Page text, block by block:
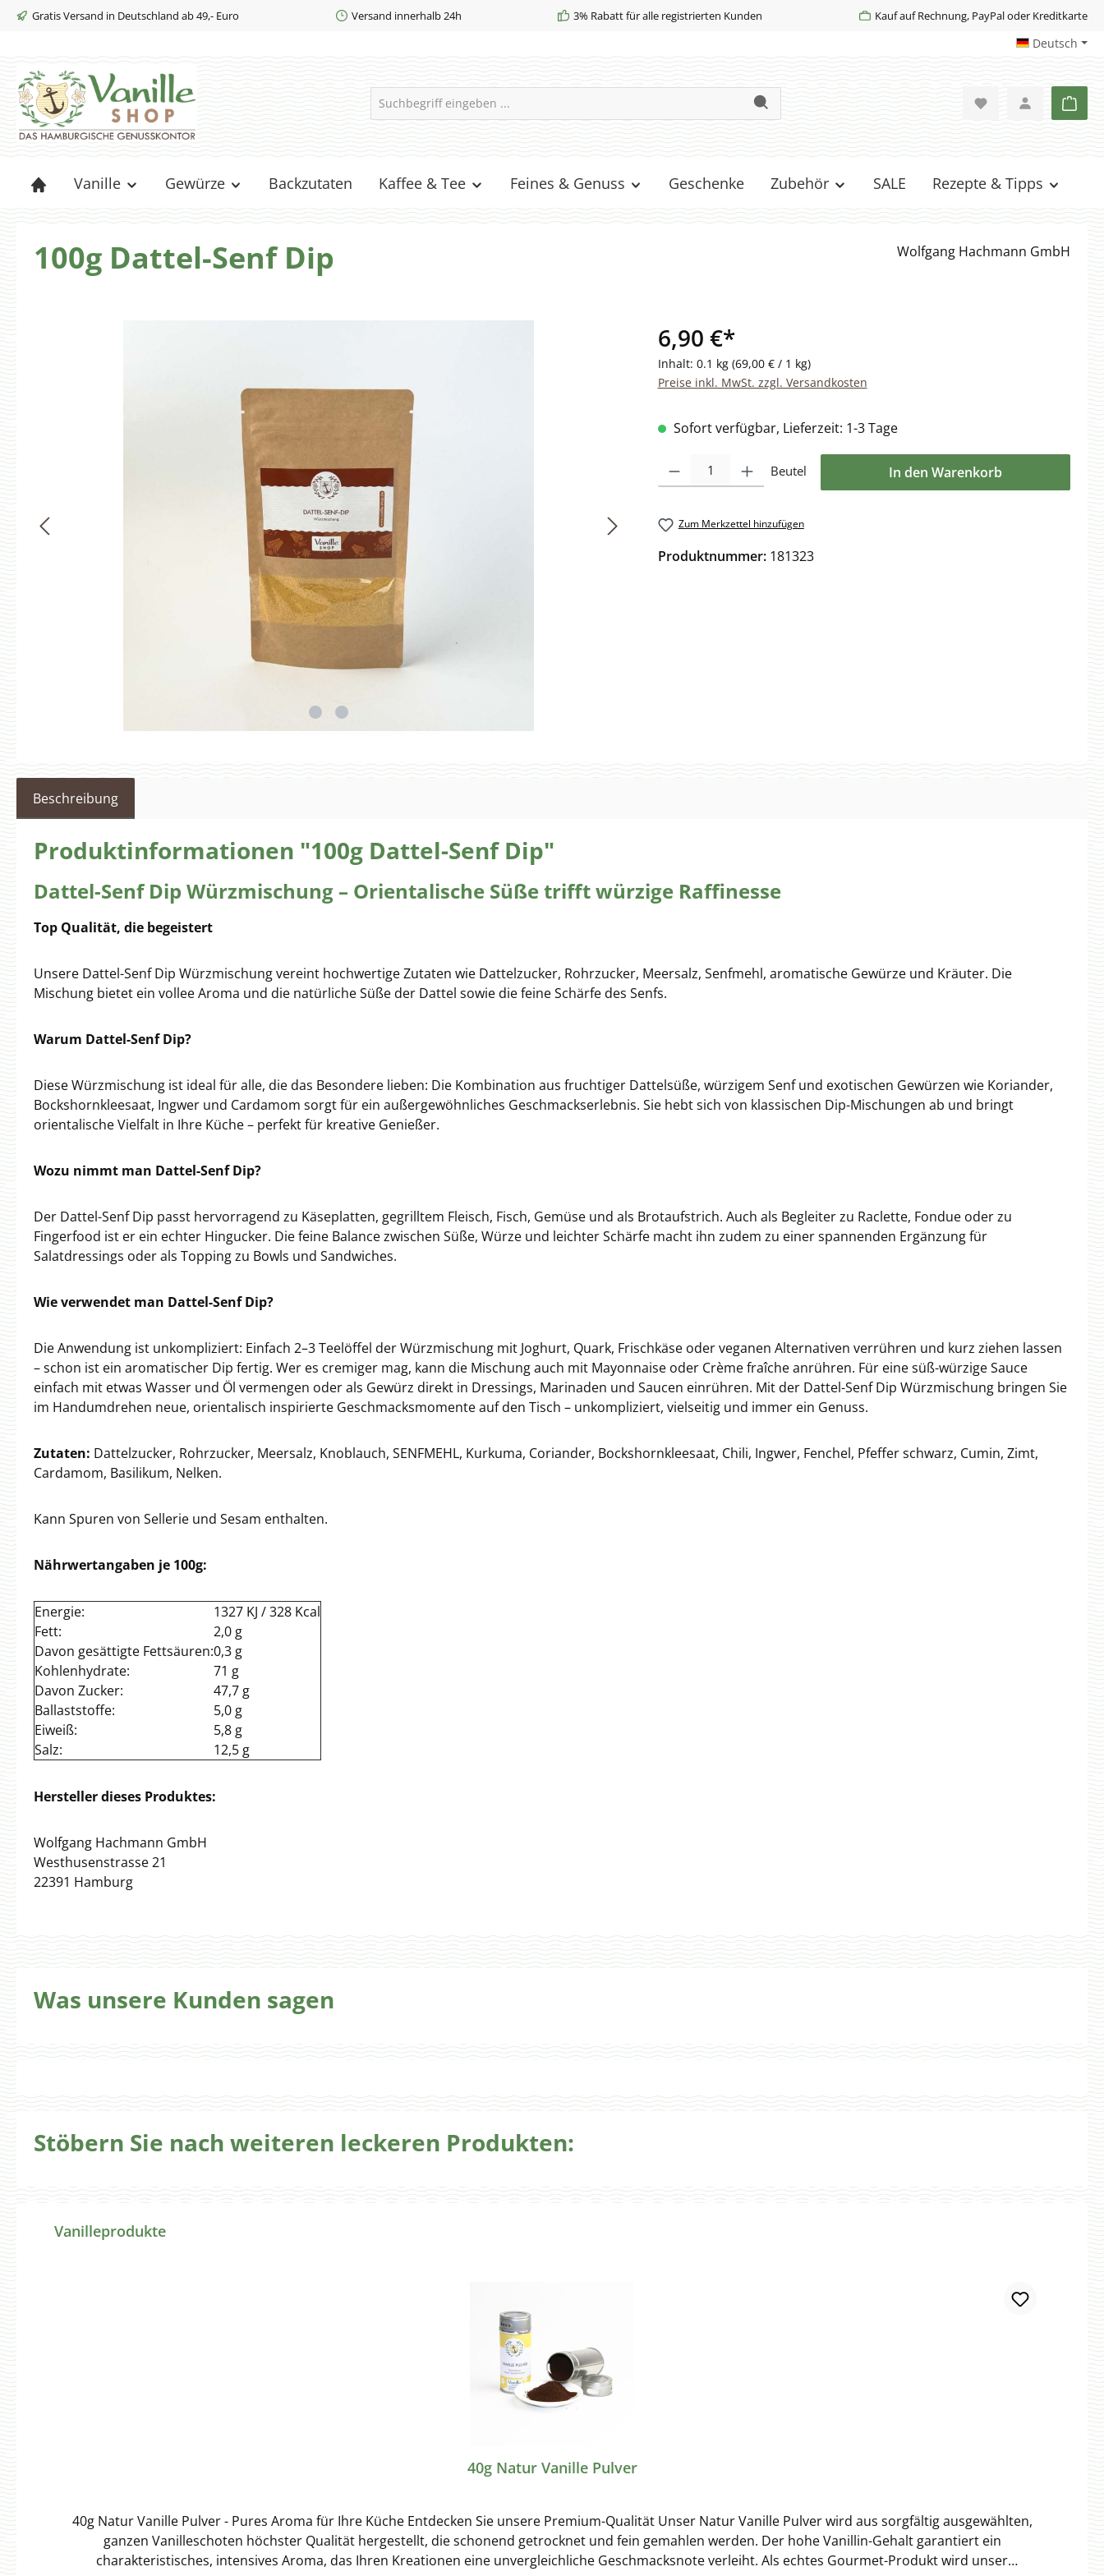
Hauptinhalt springen
Zur Suche springen
Zur Hauptnavigation springen
Gratis Versand in Deutschland ab 49,- Euro Versand innerhalb 24h 3% Rabatt für alle registrierten Kunden Kauf auf Rechnung, PayPal oder Kreditkarte
Deutsch
Vanille Gewürze Backzutaten Kaffee & Tee Feines & Genuss Geschenke Zubehör SALE Rezepte & Tipps
100g Dattel-Senf Dip Wolfgang Hachmann GmbH
6,90 €*
Inhalt: 0.1 kg (69,00 € / 1 kg)
Preise inkl. MwSt. zzgl. Versandkosten
Sofort verfügbar, Lieferzeit: 1-3 Tage
Produkt Anzahl: Gib den gewünschten Wert ein oder benutze die
Beutel In den Warenkorb
Zum Merkzettel hinzufügen
Produktnummer: 181323
Beschreibung
Produktinformationen "100g Dattel-Senf Dip"
Dattel-Senf Dip Würzmischung – Orientalische Süße trifft würzige Raffinesse
Top Qualität, die begeistert
Unsere Dattel-Senf Dip Würzmischung vereint hochwertige Zutaten wie Dattelzucker, Rohrzucker, Meersalz, Senfmehl, aromatische Gewürze und Kräuter. Die
Mischung bietet ein vollee Aroma und die natürliche Süße der Dattel sowie die feine Schärfe des Senfs.
Warum Dattel-Senf Dip?
Diese Würzmischung ist ideal für alle, die das Besondere lieben: Die Kombination aus fruchtiger Dattelsüße, würzigem Senf und exotischen Gewürzen wie Koriander,
Bockshornkleesaat, Ingwer und Cardamom sorgt für ein außergewöhnliches Geschmackserlebnis. Sie hebt sich von klassischen Dip-Mischungen ab und bringt
orientalische Vielfalt in Ihre Küche – perfekt für kreative Genießer.
Wozu nimmt man Dattel-Senf Dip?
Der Dattel-Senf Dip passt hervorragend zu Käseplatten, gegrilltem Fleisch, Fisch, Gemüse und als Brotaufstrich. Auch als Begleiter zu Raclette, Fondue oder zu
Fingerfood ist er ein echter Hingucker. Die feine Balance zwischen Süße, Würze und leichter Schärfe macht ihn zudem zu einer spannenden Ergänzung für
Salatdressings oder als Topping zu Bowls und Sandwiches.
Wie verwendet man Dattel-Senf Dip?
Die Anwendung ist unkompliziert: Einfach 2–3 Teelöffel der Würzmischung mit Joghurt, Quark, Frischkäse oder veganen Alternativen verrühren und kurz ziehen lassen
– schon ist ein aromatischer Dip fertig. Wer es cremiger mag, kann die Mischung auch mit Mayonnaise oder Crème fraîche anrühren. Für eine süß-würzige Sauce
einfach mit etwas Wasser und Öl vermengen oder als Gewürz direkt in Dressings, Marinaden und Saucen einrühren. Mit der Dattel-Senf Dip Würzmischung bringen Sie
im Handumdrehen neue, orientalisch inspirierte Geschmacksmomente auf den Tisch – unkompliziert, vielseitig und immer ein Genuss.
Zutaten: Dattelzucker, Rohrzucker, Meersalz, Knoblauch, SENFMEHL, Kurkuma, Coriander, Bockshornkleesaat, Chili, Ingwer, Fenchel, Pfeffer schwarz, Cumin, Zimt,
Cardamom, Basilikum, Nelken.
Kann Spuren von Sellerie und Sesam enthalten.
Nährwertangaben je 100g:
Energie:
1327 KJ / 328 Kcal
Fett:
2,0 g
Davon gesättigte Fettsäuren:0,3 g
Kohlenhydrate:
71 g
Davon Zucker:
47,7 g
Ballaststoffe:
5,0 g
Eiweiß:
5,8 g
Salz:
12,5 g
Hersteller dieses Produktes:
Wolfgang Hachmann GmbH
Westhusenstrasse 21
22391 Hamburg
Was unsere Kunden sagen
Stöbern Sie nach weiteren leckeren Produkten:
Produktgalerie überspringen
Vanilleprodukte
40g Natur Vanille Pulver
40g Natur Vanille Pulver - Pures Aroma für Ihre Küche Entdecken Sie unsere Premium-Qualität Unser Natur Vanille Pulver wird aus sorgfältig ausgewählten,
ganzen Vanilleschoten höchster Qualität hergestellt, die schonend getrocknet und fein gemahlen werden. Der hohe Vanillin-Gehalt garantiert ein
charakteristisches, intensives Aroma, das Ihren Kreationen eine unvergleichliche Geschmacksnote verleiht. Als echtes Gourmet-Produkt wird unser